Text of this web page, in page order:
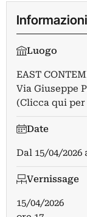
Luogo
EAST
Via Giuseppe
(Clicca qui per
Date
Dal 15/04/2026
Vernissage
15/04/2026